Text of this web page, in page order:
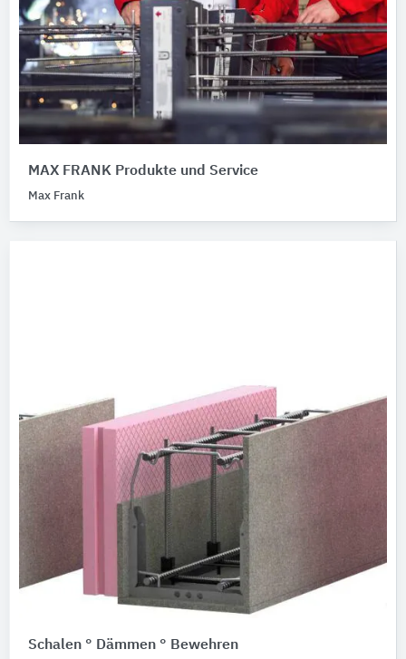
MAX FRANK Produkte und Service
Max Frank
Schalen ° Dämmen ° Bewehren